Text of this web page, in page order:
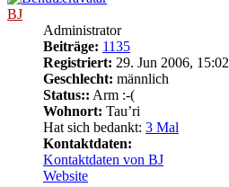
BJ
Administrator
Beiträge: 1135
Registriert: 29. Jun 2006, 15:02
Geschlecht: männlich
Status:: Arm :-(
Wohnort: Tau’ri
Hat sich bedankt: 3 Mal
Kontaktdaten:
Kontaktdaten von BJ
Website